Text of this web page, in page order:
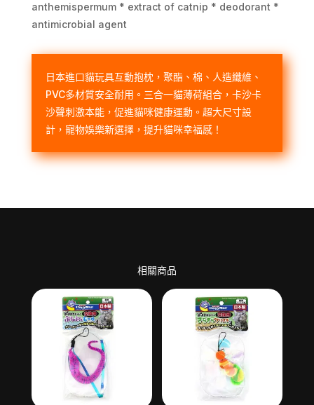
anthemispermum * extract of catnip * deodorant *
antimicrobial agent
日本進口貓玩具互動抱枕，聚酯、棉、人造纖維、
PVC多材質安全耐用。三合一貓薄荷組合，卡沙卡
沙聲刺激本能，促進貓咪健康運動。超大尺寸設
計，寵物娛樂新選擇，提升貓咪幸福感！
相關商品